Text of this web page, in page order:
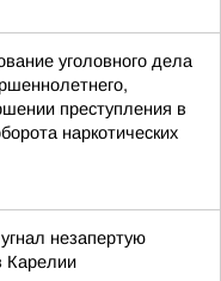
уголовного дела
преступления в
наркотических
незапертую
Карелии